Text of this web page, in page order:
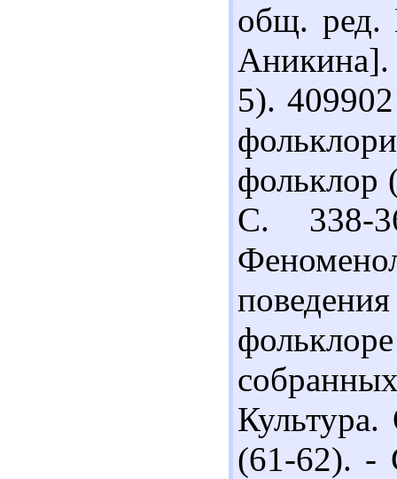
общ. ред.
5).
фольклор
С. 338-
(61-62). -